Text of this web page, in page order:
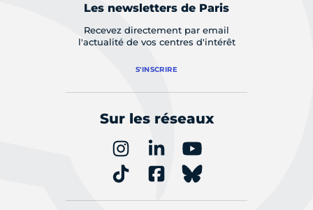
Les newsletters de Paris
Recevez directement par email
l'actualité de vos centres d'intérêt
S'INSCRIRE
Sur les réseaux